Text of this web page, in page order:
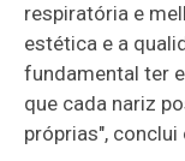
respiratória e
estética e a
fundamental ter
que cada nariz
próprias", conclui